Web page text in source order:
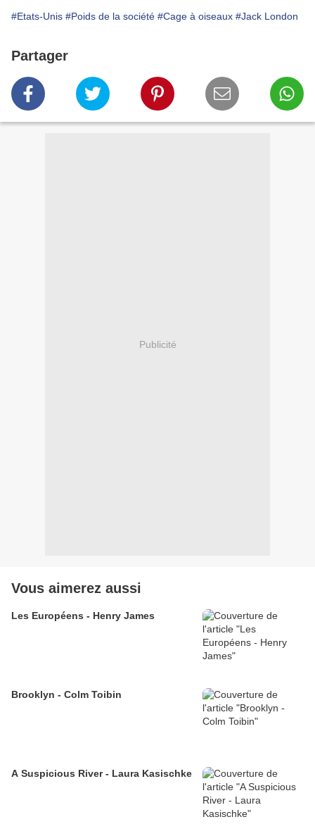
#Etats-Unis #Poids de la société #Cage à oiseaux #Jack London
Partager
Publicité
Vous aimerez aussi
Les Européens - Henry James
Brooklyn - Colm Toibin
A Suspicious River - Laura Kasischke